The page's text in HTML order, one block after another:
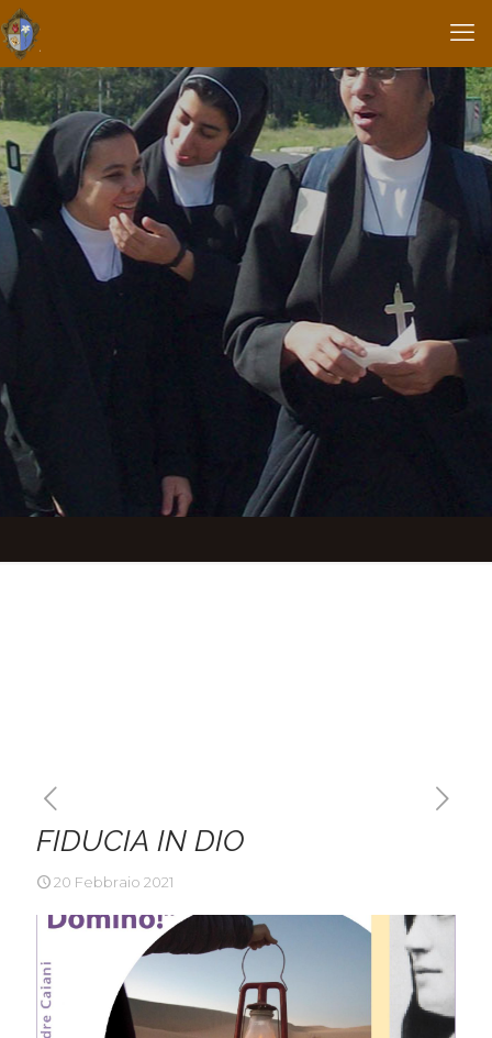
FIDUCIA IN DIO
20 Febbraio 2021